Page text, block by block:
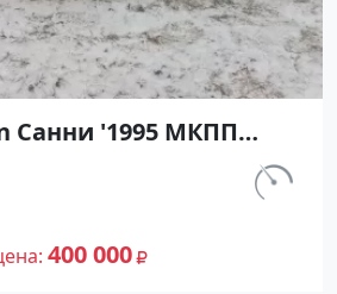
Санни '1995 МКПП
карбюратор
Седан по
объявление
Авторынок23
км.
400 000